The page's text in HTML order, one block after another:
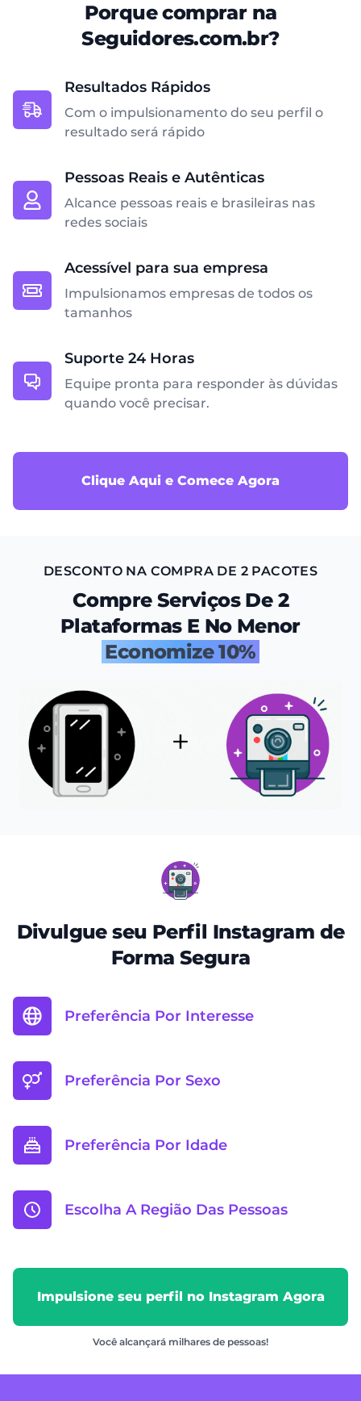
Porque comprar na
Seguidores.com.br?
Resultados Rápidos
Com o impulsionamento do seu perfil o
resultado será rápido
Pessoas Reais e Autênticas
Alcance pessoas reais e brasileiras nas
redes sociais
Acessível para sua empresa
Impulsionamos empresas de todos os
tamanhos
Suporte 24 Horas
Equipe pronta para responder às dúvidas
quando você precisar.
Clique Aqui e Comece Agora
DESCONTO NA COMPRA DE 2 PACOTES
Compre Serviços De 2
Plataformas E No Menor
Economize 10%
Divulgue seu Perfil Instagram de
Forma Segura
Preferência Por Interesse
Preferência Por Sexo
Preferência Por Idade
Escolha A Região Das Pessoas
Impulsione seu perfil no Instagram Agora
Você alcançará milhares de pessoas!